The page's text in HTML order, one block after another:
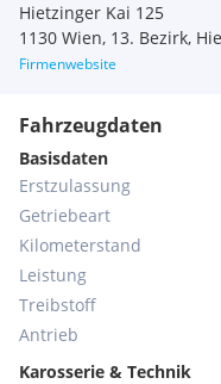
Hietzinger Kai 125
1130 Wien, 13. Bezirk,
Firmenwebsite
Fahrzeugdaten
Basisdaten
Erstzulassung
Getriebeart
Kilometerstand
Leistung
Treibstoff
Antrieb
Karosserie & Technik